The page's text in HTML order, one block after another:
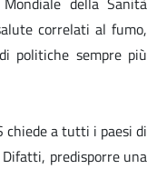
correlati al fumo,
politiche sempre più
chiede a tutti i paesi di
predisporre una